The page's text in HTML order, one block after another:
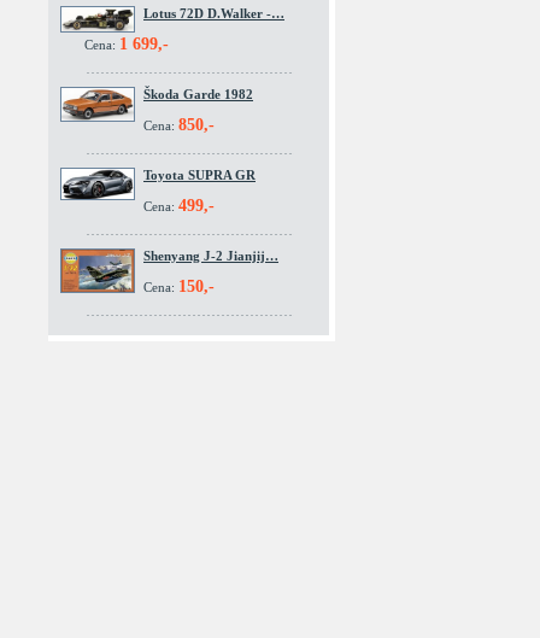
Lotus 72D D.Walker -…
Cena: 1 699,-
Škoda Garde 1982
Cena: 850,-
Toyota SUPRA GR
Cena: 499,-
Shenyang J-2 Jianjij…
Cena: 150,-